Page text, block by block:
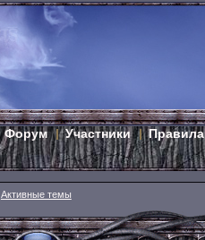
Форум Участники Правила
Активные темы